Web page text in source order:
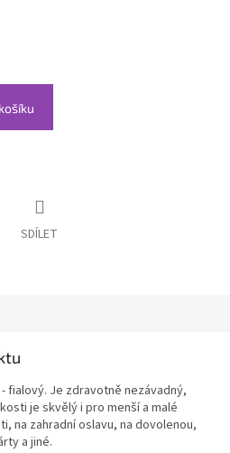
SDÍLET
fialový. Je zdravotně nezávadný,
je skvělý i pro menší a malé
na zahradní oslavu, na dovolenou,
a jiné.